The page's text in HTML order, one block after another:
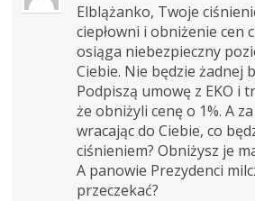
Elblążanko, Twoje
ciepłowni i obniżenie cen
osiąga niebezpieczny
Ciebie. Nie będzie żadnej
Podpiszą umowę z EKO i
że obniżyli cenę o 1%. A
wracając do Ciebie, co
ciśnieniem? Obniżysz je
A panowie Prezydenci
przeczekać?